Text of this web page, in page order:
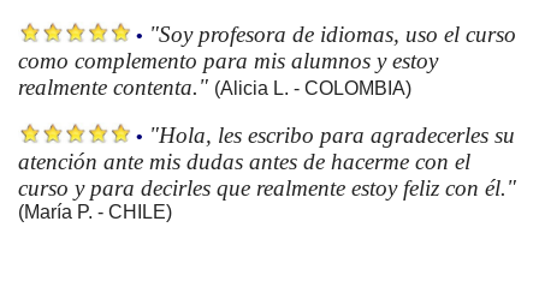
• "Soy profesora de idiomas, uso el curso
como complemento para mis alumnos y estoy
realmente contenta." (Alicia L. - COLOMBIA)
• "Hola, les escribo para agradecerles su
atención ante mis dudas antes de hacerme con el
curso y para decirles que realmente estoy feliz con él."
(María P. - CHILE)